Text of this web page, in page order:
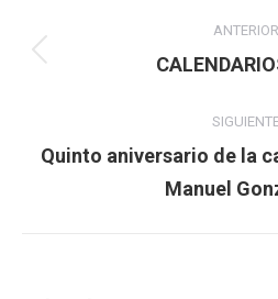
entre
ANTERIOR
Quinto aniversario de la
Manuel